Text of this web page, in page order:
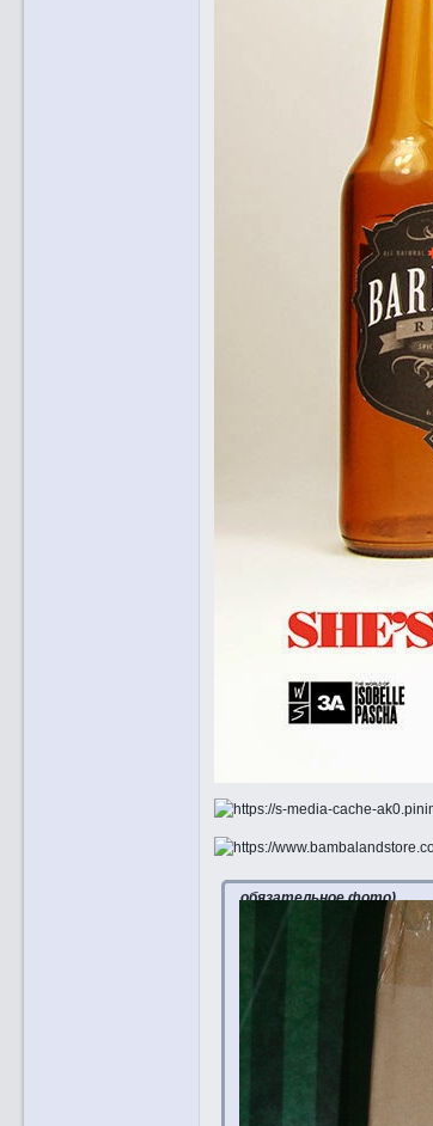
обязательное фото)